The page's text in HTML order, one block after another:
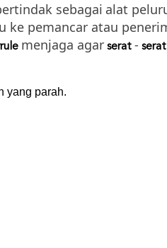
sebagai alat
ke pemancar atau
menjaga agar serat - serat
yang parah.